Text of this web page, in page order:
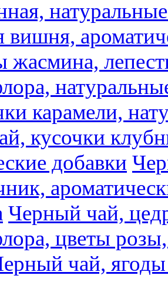
вишня,
жасмина,
карамели,
кусочки
добавки
Черный чай,
цветы
чай,